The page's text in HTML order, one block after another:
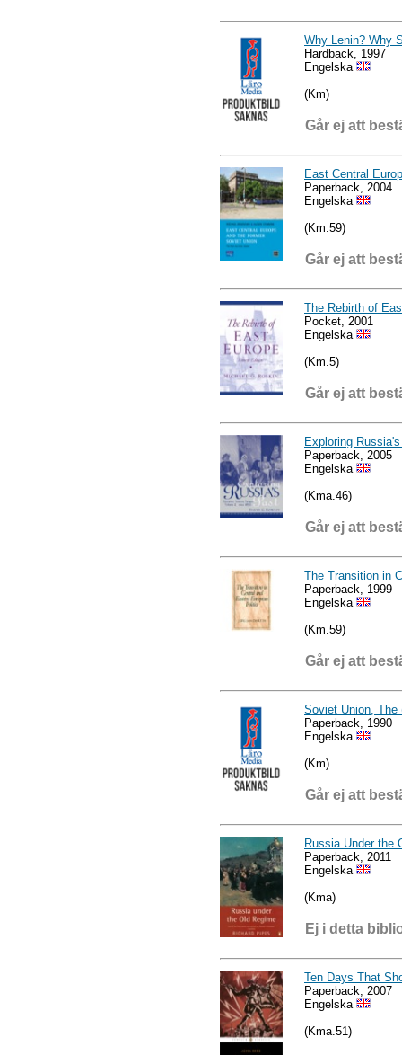
Why Lenin? Why
Hardback, 1997
Engelska
(Km)
Går ej att
East Central
Paperback, 2004
Engelska
(Km.59)
Går ej att
The Rebirth of
Pocket, 2001
Engelska
(Km.5)
Går ej att
Exploring
Paperback, 2005
Engelska
(Kma.46)
Går ej att
The Transition in
Paperback, 1999
Engelska
(Km.59)
Går ej att
Soviet Union, The
Paperback, 1990
Engelska
(Km)
Går ej att
Russia Under the
Paperback, 2011
Engelska
(Kma)
Ej i detta
Ten Days That
Paperback, 2007
Engelska
(Kma.51)